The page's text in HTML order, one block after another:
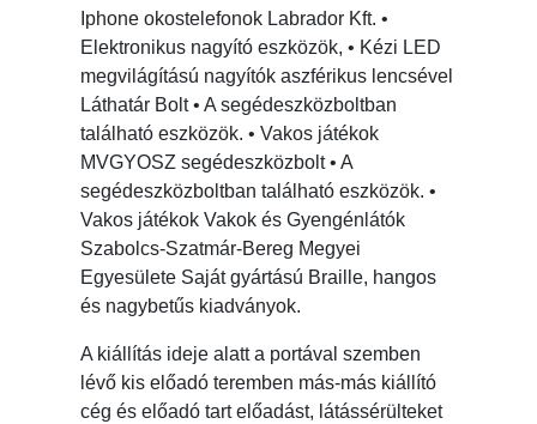
Iphone okostelefonok Labrador Kft. •
Elektronikus nagyító eszközök, • Kézi LED
megvilágítású nagyítók aszférikus lencsével
Láthatár Bolt • A segédeszközboltban
található eszközök. • Vakos játékok
MVGYOSZ segédeszközbolt • A
segédeszközboltban található eszközök. •
Vakos játékok Vakok és Gyengénlátók
Szabolcs-Szatmár-Bereg Megyei
Egyesülete Saját gyártású Braille, hangos
és nagybetűs kiadványok.
A kiállítás ideje alatt a portával szemben
lévő kis előadó teremben más-más kiállító
cég és előadó tart előadást, látássérülteket